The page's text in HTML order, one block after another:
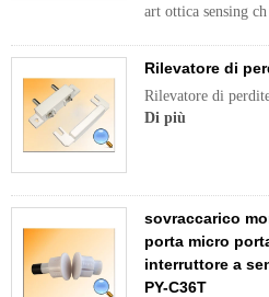
art ottica sensing
Rilevatore di
Rilevatore di
Di più
sovraccarico
porta micro
interruttore a
PY-C36T